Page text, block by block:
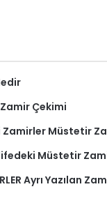
Çekimi
Zamirler Müstetir
Müstetir
Ayrı Yazılan